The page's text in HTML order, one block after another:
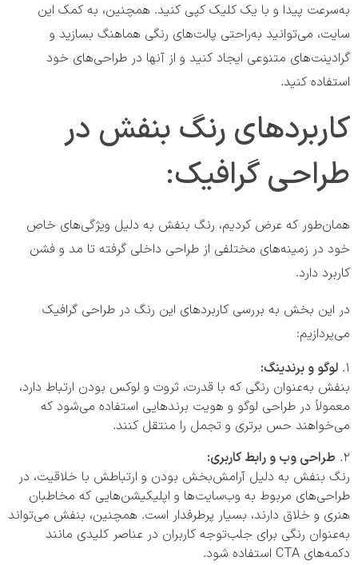
به‌سرعت پیدا و با یک کلیک کپی کنید. همچنین، به کمک این
سایت، می‌توانید به‌راحتی پالت‌های رنگی هماهنگ بسازید و
گرادینت‌های متنوعی ایجاد کنید و از آنها در طراحی‌های خود
استفاده کنید.
کاربردهای رنگ بنفش در
طراحی گرافیک:
همان‌طور که عرض کردیم، رنگ بنفش به دلیل ویژگی‌های خاص
خود در زمینه‌های مختلفی از طراحی داخلی گرفته تا مد و فشن
کاربرد دارد.
در این بخش به بررسی کاربردهای این رنگ در طراحی گرافیک
می‌پردازیم:
لوگو و برندینگ:
بنفش به‌عنوان رنگی که با قدرت، ثروت و لوکس بودن ارتباط دارد،
معمولاً در طراحی لوگو و هویت برندهایی استفاده می‌شود که
می‌خواهند حس برتری و تجمل را منتقل کنند.
طراحی وب و رابط کاربری:
رنگ بنفش به دلیل آرامش‌بخش بودن و ارتباطش با خلاقیت، در
طراحی‌های مربوط به وب‌سایت‌ها و اپلیکیشن‌هایی که مخاطبان
هنری و خلاق دارند، بسیار پرطرفدار است. همچنین، بنفش می‌تواند
به‌عنوان رنگی برای جلب‌توجه کاربران در عناصر کلیدی مانند
دکمه‌های CTA استفاده شود.